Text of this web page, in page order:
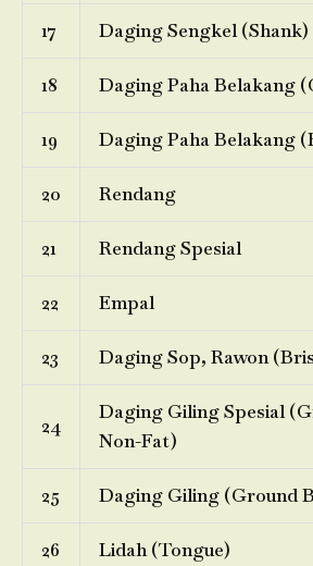
17 Daging Sengkel (Shank)
18 Daging Paha Belakang
19 Daging Paha Belakang
20 Rendang
21 Rendang Spesial
22 Empal
23 Daging Sop, Rawon
24
Daging Giling Spesial
Non-Fat)
25 Daging Giling (Ground
26 Lidah (Tongue)